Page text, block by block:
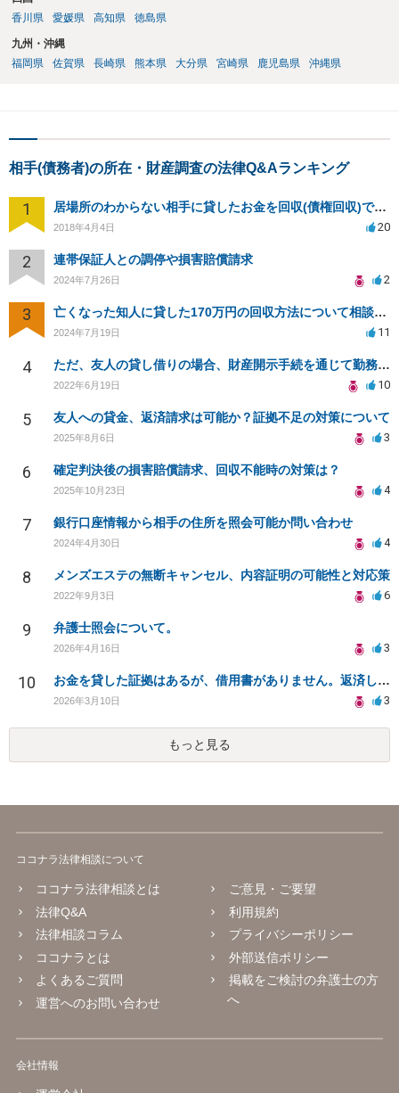
香川県
愛媛県 高知県 徳島県
九州・沖縄
福岡県
佐賀県 長崎県 熊本県 大分県 宮崎県 鹿児島県 沖縄県
相手(債務者)の所在・財産調査の法律Q&Aランキング
1 居場所のわからない相手に貸したお金を回収(債権回収)できますか？
2018年4月4日 20
2 連帯保証人との調停や損害賠償請求
2024年7月26日 2
3 亡くなった知人に貸した170万円の回収方法について相談したい
2024年7月19日 11
4 ただ、友人の貸し借りの場合、財産開示手続を通じて勤務先を知り、給料の差押えができますか？
2022年6月19日 10
5 友人への貸金、返済請求は可能か？証拠不足の対策について
2025年8月6日 3
6 確定判決後の損害賠償請求、回収不能時の対策は？
2025年10月23日 4
7 銀行口座情報から相手の住所を照会可能か問い合わせ
2024年4月30日 4
8 メンズエステの無断キャンセル、内容証明の可能性と対応策
2022年9月3日 6
9 弁護士照会について。
2026年4月16日 3
10 お金を貸した証拠はあるが、借用書がありません。返済してもらうことは可能でしょうか？
2026年3月10日 3
もっと見る
ココナラ法律相談について
ココナラ法律相談とは
法律Q&A
法律相談コラム
ココナラとは
よくあるご質問
運営へのお問い合わせ
ご意見・ご要望
利用規約
プライバシーポリシー
外部送信ポリシー
掲載をご検討の弁護士の方
へ
会社情報